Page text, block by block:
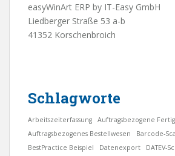
easyWinArt ERP by IT-Easy GmbH
Liedberger Straße 53 a-b
41352 Korschenbroich
Schlagworte
Arbeitszeiterfassung
Auftragsbezogene
Auftragsbezogenes Bestellwesen
Barcode-
BestPractice Beispiel
Datenexport
DATEV-